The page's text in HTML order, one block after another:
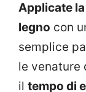
Applicate
legno con
semplice
le venature
il tempo di